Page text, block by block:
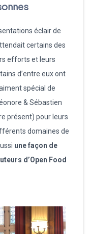
éclair de
certains des
efforts et leurs
d’entre eux ont
spécial de
& Sébastien
présent) pour leurs
domaines de
une façon de
d’Open Food